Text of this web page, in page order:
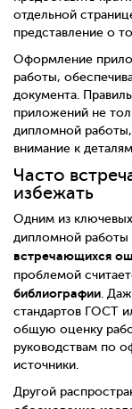
отдельной
представление о
Оформление
работы,
документа.
приложений не
дипломной
внимание к
Часто
избежать
Одним из
дипломной работы
встречающихся
проблемой
библиографии.
стандартов ГОСТ
общую оценку
руководствам по
источники.
Другой